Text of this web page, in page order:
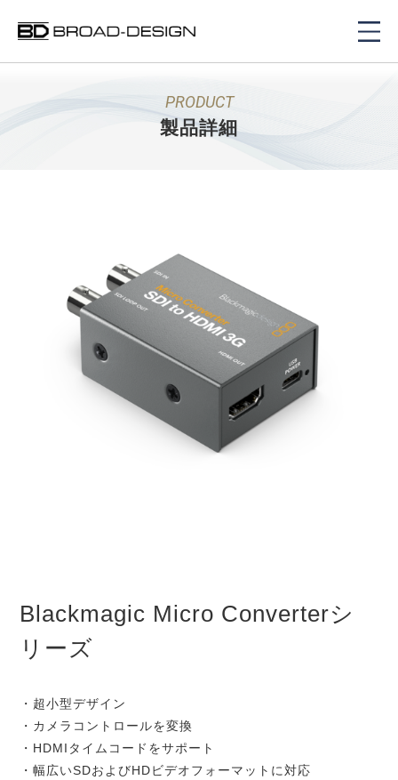
PRODUCT
製品詳細
Blackmagic Micro Converterシ
リーズ
・超小型デザイン
・カメラコントロールを変換
・HDMIタイムコードをサポート
・幅広いSDおよびHDビデオフォーマットに対応